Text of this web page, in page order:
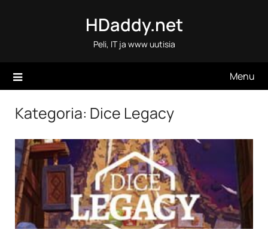
HDaddy.net
Peli, IT ja www uutisia
Menu
Kategoria: Dice Legacy